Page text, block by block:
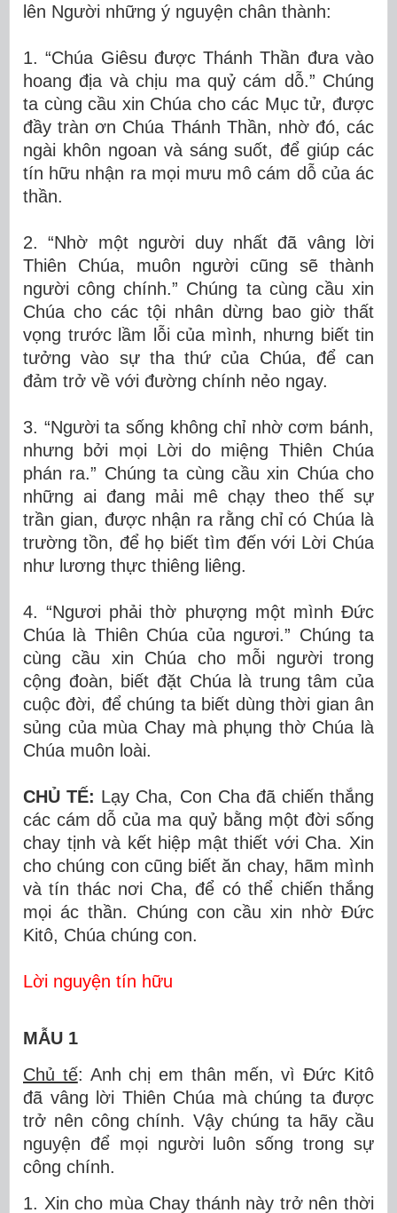
lên Người những ý nguyện chân thành:
1. “Chúa Giêsu được Thánh Thần đưa vào
hoang địa và chịu ma quỷ cám dỗ.” Chúng
ta cùng cầu xin Chúa cho các Mục tử, được
đầy tràn ơn Chúa Thánh Thần, nhờ đó, các
ngài khôn ngoan và sáng suốt, để giúp các
tín hữu nhận ra mọi mưu mô cám dỗ của ác
thần.
2. “Nhờ một người duy nhất đã vâng lời
Thiên Chúa, muôn người cũng sẽ thành
người công chính.” Chúng ta cùng cầu xin
Chúa cho các tội nhân dừng bao giờ thất
vọng trước lầm lỗi của mình, nhưng biết tin
tưởng vào sự tha thứ của Chúa, để can
đảm trở về với đường chính nẻo ngay.
3. “Người ta sống không chỉ nhờ cơm bánh,
nhưng bởi mọi Lời do miệng Thiên Chúa
phán ra.” Chúng ta cùng cầu xin Chúa cho
những ai đang mải mê chạy theo thế sự
trần gian, được nhận ra rằng chỉ có Chúa là
trường tồn, để họ biết tìm đến với Lời Chúa
như lương thực thiêng liêng.
4. “Ngươi phải thờ phượng một mình Đức
Chúa là Thiên Chúa của ngươi.” Chúng ta
cùng cầu xin Chúa cho mỗi người trong
cộng đoàn, biết đặt Chúa là trung tâm của
cuộc đời, để chúng ta biết dùng thời gian ân
sủng của mùa Chay mà phụng thờ Chúa là
Chúa muôn loài.
CHỦ TẾ: Lạy Cha, Con Cha đã chiến thắng
các cám dỗ của ma quỷ bằng một đời sống
chay tịnh và kết hiệp mật thiết với Cha. Xin
cho chúng con cũng biết ăn chay, hãm mình
và tín thác nơi Cha, để có thể chiến thắng
mọi ác thần. Chúng con cầu xin nhờ Đức
Kitô, Chúa chúng con.
Lời nguyện tín hữu
MẪU 1
Chủ tế: Anh chị em thân mến, vì Đức Kitô
đã vâng lời Thiên Chúa mà chúng ta được
trở nên công chính. Vậy chúng ta hãy cầu
nguyện để mọi người luôn sống trong sự
công chính.
1. Xin cho mùa Chay thánh này trở nên thời